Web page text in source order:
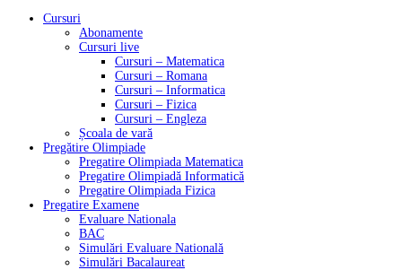
Cursuri
Abonamente
Cursuri live
Cursuri – Matematica
Cursuri – Romana
Cursuri – Informatica
Cursuri – Fizica
Cursuri – Engleza
Școala de vară
Pregătire Olimpiade
Pregatire Olimpiada Matematica
Pregatire Olimpiadă Informatică
Pregatire Olimpiada Fizica
Pregatire Examene
Evaluare Nationala
BAC
Simulări Evaluare Natională
Simulări Bacalaureat